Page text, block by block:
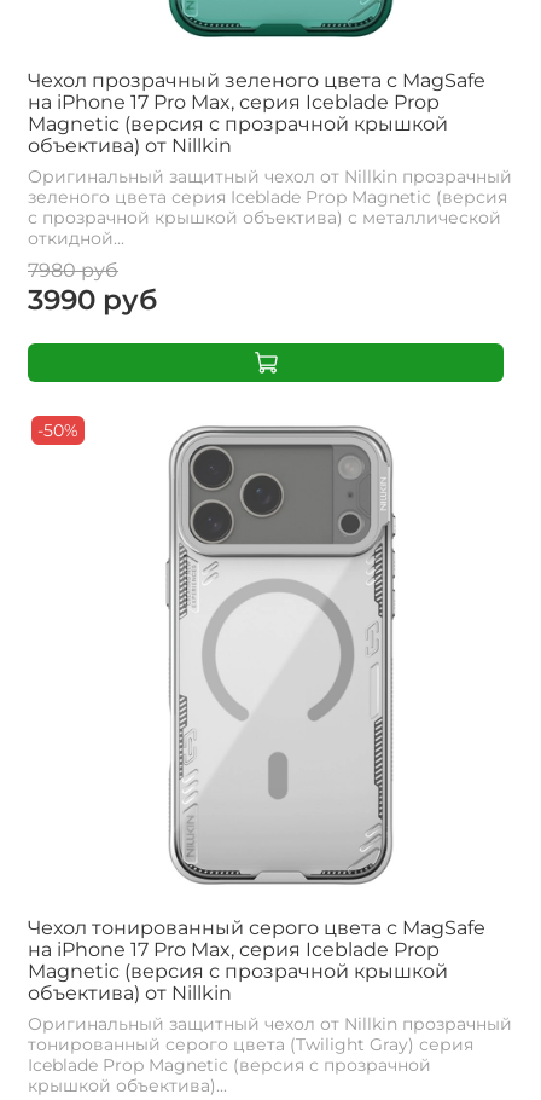
Чехол прозрачный зеленого цвета с MagSafe
на iPhone 17 Pro Max, серия Iceblade Prop
Magnetic (версия с прозрачной крышкой
объектива) от Nillkin
Оригинальный защитный чехол от Nillkin прозрачный
зеленого цвета серия Iceblade Prop Magnetic (версия
с прозрачной крышкой объектива) с металлической
откидной...
7980 руб
3990 руб
-50%
Чехол тонированный серого цвета с MagSafe
на iPhone 17 Pro Max, серия Iceblade Prop
Magnetic (версия с прозрачной крышкой
объектива) от Nillkin
Оригинальный защитный чехол от Nillkin прозрачный
тонированный серого цвета (Twilight Gray) серия
Iceblade Prop Magnetic (версия с прозрачной
крышкой объектива)...